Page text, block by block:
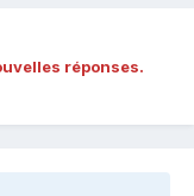
réponses.